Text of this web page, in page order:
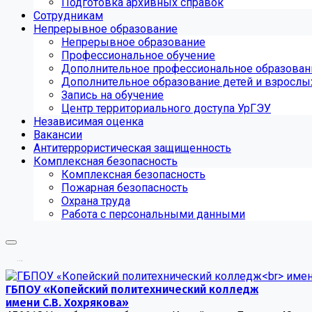
Сотрудникам
Непрерывное образование
Непрерывное образование
Профессиональное обучение
Дополнительное профессиональное
Дополнительное образование детей и
Запись на обучение
Центр территориального доступа УрГЭУ
Независимая оценка
Вакансии
Антитеррористическая защищенность
Комплексная безопасность
Комплексная безопасность
Пожарная безопасность
Охрана труда
Работа с персональными данными
...
ГБПОУ «Копейский политехнический колледж
имени С.В. Хохрякова»